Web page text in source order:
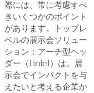
際には、常に考慮すべ
きいくつかのポイント
があります。トップレ
ベルの展示会ソリュー
ション：アーチ型ヘッ
ダー（Lintel）は、展
示会でインパクトを与
えたいと考える企業か